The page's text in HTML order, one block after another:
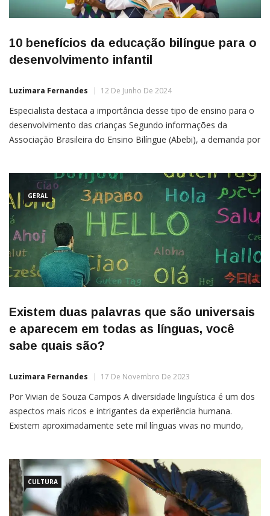
10 benefícios da educação bilíngue para o
desenvolvimento infantil
Luzimara Fernandes 12 De Junho De 2024
Especialista destaca a importância desse tipo de ensino para o
desenvolvimento das crianças Segundo informações da
Associação Brasileira do Ensino Bilíngue (Abebi), a demanda por
GERAL
Existem duas palavras que são universais
e aparecem em todas as línguas, você
sabe quais são?
Luzimara Fernandes 17 De Novembro De 2023
Por Vivian de Souza Campos A diversidade linguística é um dos
aspectos mais ricos e intrigantes da experiência humana.
Existem aproximadamente sete mil línguas vivas no mundo,
entre todas elas: as palavras “isto” e “aquilo”.Liderados
CULTURA